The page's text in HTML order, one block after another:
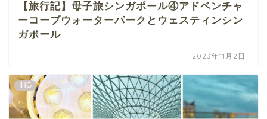
【旅行記】母子旅シンガポール④アドベンチャ
ーコーブウォーターパークとウェスティンシン
ガポール
2023年11月2日
IHG